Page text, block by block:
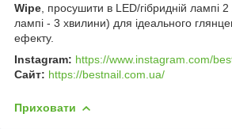
Wipe , просушити в LED/гібридній лампі
лампі - 3 хвилини) для ідеального
ефекту.
Instagram: https://www.instagram.com/
Сайт: https://bestnail.com.ua/
Приховати